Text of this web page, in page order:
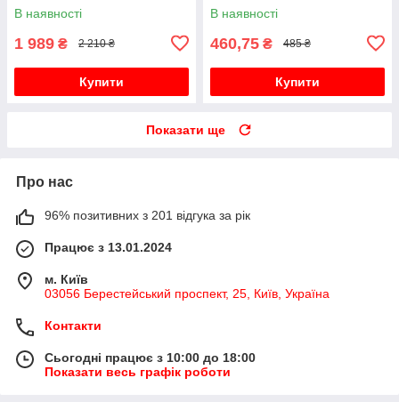
В наявності
1 989 ₴ 2 210 ₴
Купити
В наявності
460,75 ₴ 485 ₴
Купити
Показати ще
Про нас
96% позитивних з 201 відгука за рік
Працює з 13.01.2024
м. Київ
03056 Берестейський проспект, 25, Київ, Україна
Контакти
Сьогодні працює з 10:00 до 18:00
Показати весь графік роботи